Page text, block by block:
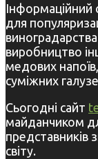
для
виробництво
медових
суміжних
Сьогодні сайт
майданчиком
представників
світу.